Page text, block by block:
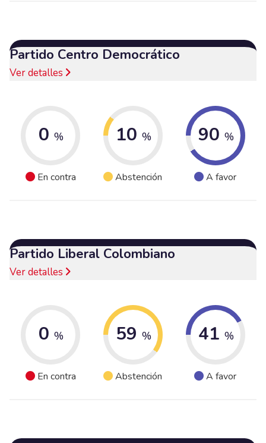
Partido Centro Democrático
Ver detalles
0 %
En contra
10 %
Abstención
90 %
A favor
Partido Liberal Colombiano
Ver detalles
0 %
En contra
59 %
Abstención
41 %
A favor